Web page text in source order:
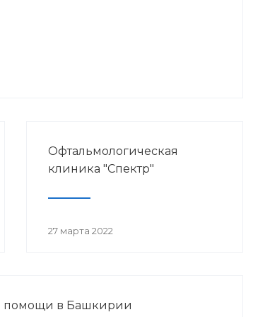
Офтальмологическая
клиника "Спектр"
27 марта 2022
помощи в Башкирии